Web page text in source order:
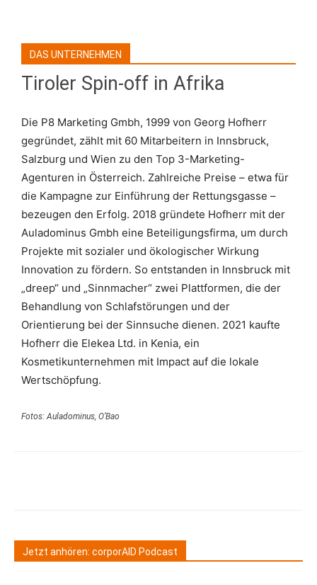
DAS UNTERNEHMEN
Tiroler Spin-off in Afrika
Die P8 Marketing Gmbh, 1999 von Georg Hofherr
gegründet, zählt mit 60 Mitarbeitern in Innsbruck,
Salzburg und Wien zu den Top 3-Marketing-
Agenturen in Österreich. Zahlreiche Preise – etwa für
die Kampagne zur Einführung der Rettungsgasse –
bezeugen den Erfolg. 2018 gründete Hofherr mit der
Auladominus Gmbh eine Beteiligungsfirma, um durch
Projekte mit sozialer und ökologischer Wirkung
Innovation zu fördern. So entstanden in Innsbruck mit
„dreep“ und „Sinnmacher“ zwei Plattformen, die der
Behandlung von Schlafstörungen und der
Orientierung bei der Sinnsuche dienen. 2021 kaufte
Hofherr die Elekea Ltd. in Kenia, ein
Kosmetikunternehmen mit Impact auf die lokale
Wertschöpfung.
Fotos: Auladominus, O‘Bao
Jetzt anhören: corporAID Podcast